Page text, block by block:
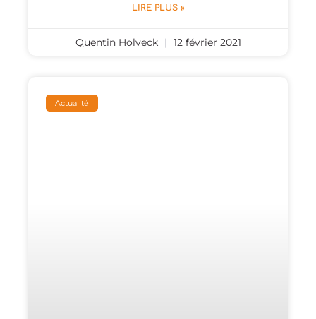
LIRE PLUS »
Quentin Holveck 12 février 2021
Actualité